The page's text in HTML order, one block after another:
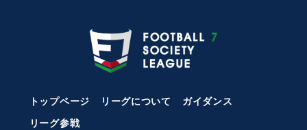
トップページ リーグについて
ガイダンス
リーグ参戦